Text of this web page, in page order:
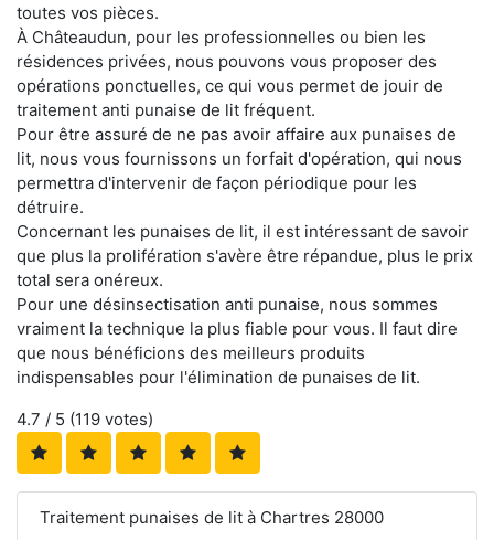
toutes vos pièces.
À Châteaudun, pour les professionnelles ou bien les
résidences privées, nous pouvons vous proposer des
opérations ponctuelles, ce qui vous permet de jouir de
traitement anti punaise de lit fréquent.
Pour être assuré de ne pas avoir affaire aux punaises de
lit, nous vous fournissons un forfait d'opération, qui nous
permettra d'intervenir de façon périodique pour les
détruire.
Concernant les punaises de lit, il est intéressant de savoir
que plus la prolifération s'avère être répandue, plus le prix
total sera onéreux.
Pour une désinsectisation anti punaise, nous sommes
vraiment la technique la plus fiable pour vous. Il faut dire
que nous bénéficions des meilleurs produits
indispensables pour l'élimination de punaises de lit.
4.7 / 5 (119 votes)
Traitement punaises de lit à Chartres 28000